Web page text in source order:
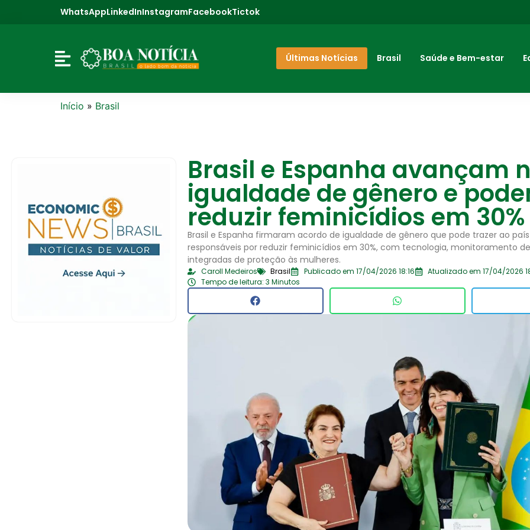
WhatsAppLinkedInInstagramFacebookTictok
Últimas Notícias Brasil Saúde e Bem-estar
Início » Brasil
Brasil e Espanha avançam
igualdade de gênero e
reduzir feminicídios em 30%
Brasil e Espanha firmaram acordo de igualdade de gênero que pode trazer ao
responsáveis por reduzir feminicídios em 30%, com tecnologia, monitoramento
integradas de proteção às mulheres.
Caroll Medeiros Brasil Publicado em 17/04/2026 18:16
Atualizado em 17/04/2026
Tempo de leitura: 3 Minutos